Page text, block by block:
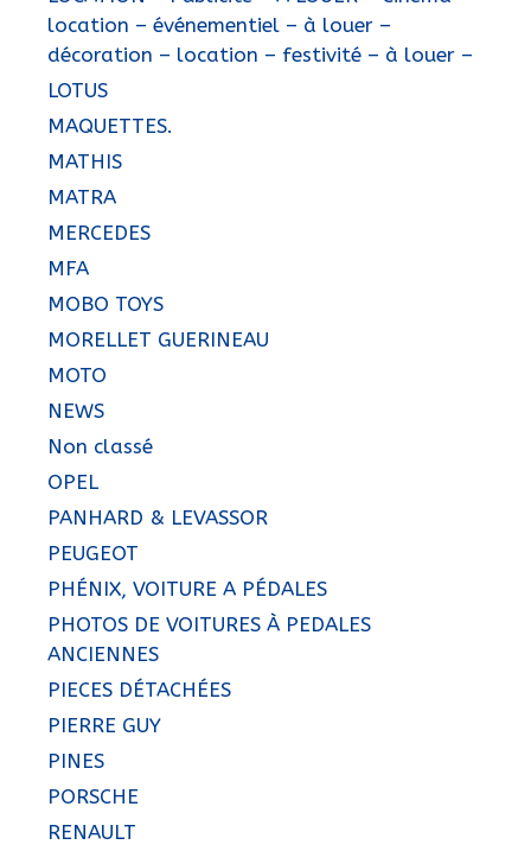
location – événementiel – à louer –
décoration – location – festivité – à louer –
LOTUS
MAQUETTES.
MATHIS
MATRA
MERCEDES
MFA
MOBO TOYS
MORELLET GUERINEAU
MOTO
NEWS
Non classé
OPEL
PANHARD & LEVASSOR
PEUGEOT
PHÉNIX, VOITURE A PÉDALES
PHOTOS DE VOITURES À PEDALES
ANCIENNES
PIECES DÉTACHÉES
PIERRE GUY
PINES
PORSCHE
RENAULT